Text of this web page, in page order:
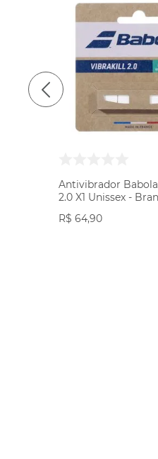
Antivibrador
2.0 X1 Unissex -
R$ 64,90